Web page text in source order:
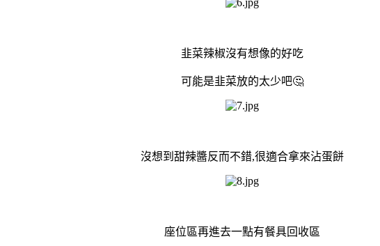
韭菜辣椒沒有想像的好吃
可能是韭菜放的太少吧🤔
沒想到甜辣醬反而不錯,很適合拿來沾蛋餅
座位區再進去一點有餐具回收區